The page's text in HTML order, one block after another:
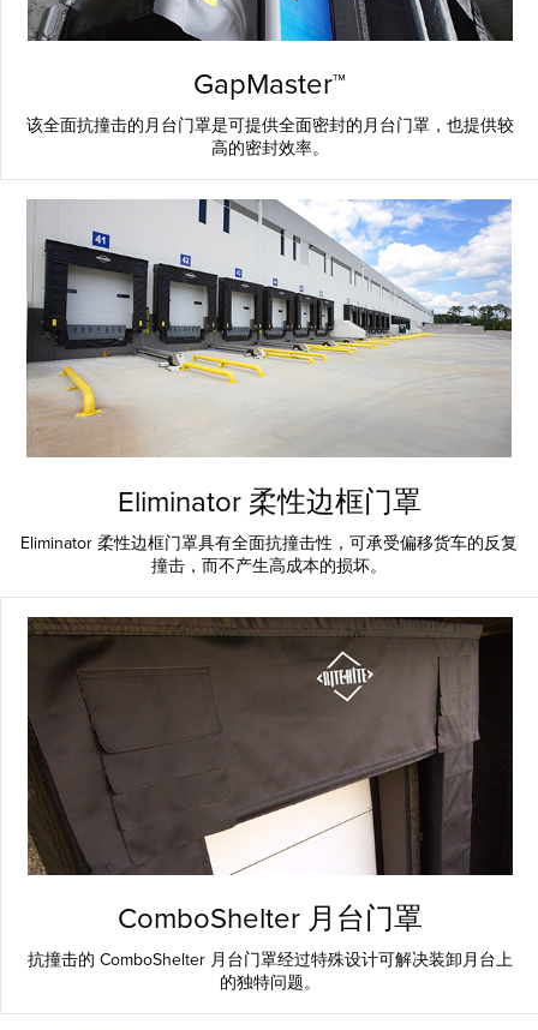
GapMaster™
该全面抗撞击的月台门罩是可提供全面密封的月台门罩，也提供较
高的密封效率。
Eliminator 柔性边框门罩
Eliminator 柔性边框门罩具有全面抗撞击性，可承受偏移货车的反复
撞击，而不产生高成本的损坏。
ComboShelter 月台门罩
抗撞击的 ComboShelter 月台门罩经过特殊设计可解决装卸月台上
的独特问题。